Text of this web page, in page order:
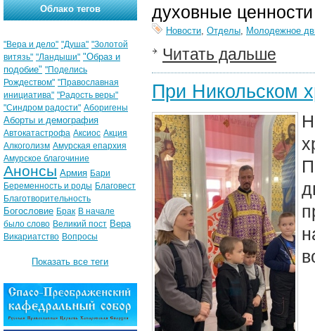
духовные
Новости, Отделы, Молодежное
Читать дальше
При Никольском
Облако тегов
"Вера и дело" "Душа" "Золотой
витязь" "Ландыши" "Образ и
подобие" "Поделись
Рождеством" "Православная
инициатива" "Радость веры"
"Синдром радости" Аборигены
Аборты и демография
Автокатастрофа Аксиос Акция
Алкоголизм Амурская епархия
Амурское благочиние
Анонсы Армия Бари
Беременность и роды Благовест
Благотворительность
Богословие Брак В начале
было слово Великий пост Вера
Викариатство Вопросы
Показать все теги